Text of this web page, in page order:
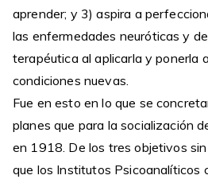
aprender; y 3) aspira a
las enfermedades neuróticas y
terapéutica al aplicarla y ponerla
condiciones nuevas.
Fue en esto en lo que se
planes que para la socialización
en 1918. De los tres objetivos
que los Institutos Psicoanalíticos